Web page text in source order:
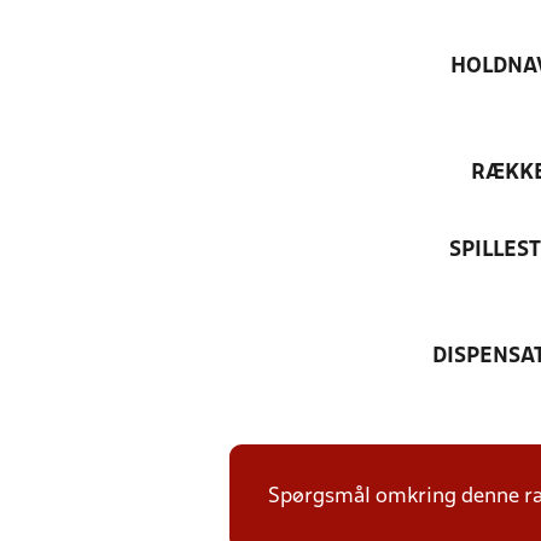
Spørgsmål omkring denne